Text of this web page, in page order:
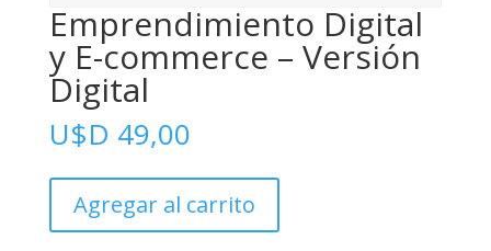
Emprendimiento Digital
y E-commerce – Versión
Digital
U$D 49,00
Digital
Agregar al carrito